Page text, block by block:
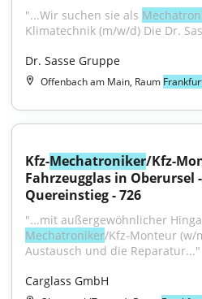
"...Wir suchen sie als
Klimatechnik (m/w/d) Die Dr.
Dr. Sasse Gruppe
Offenbach am Main, Raum
Kfz-Mechatroniker/Kfz-
Fahrzeugglas in Oberursel
Quereinstieg - 726
"...mit außergewöhnlicher
Mechatroniker/Kfz-Monteur (w/
Austausch und die Reparatur..."
Carglass GmbH